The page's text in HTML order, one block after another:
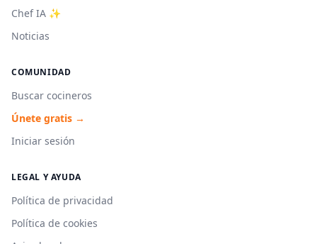
Chef IA ✨
Noticias
COMUNIDAD
Buscar cocineros
Únete gratis →
Iniciar sesión
LEGAL Y AYUDA
Política de privacidad
Política de cookies